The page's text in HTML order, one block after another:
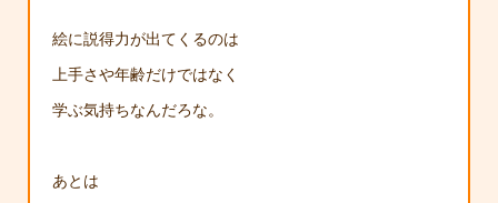
絵に説得力が出てくるのは
上手さや年齢だけではなく
学ぶ気持ちなんだろな。
あとは